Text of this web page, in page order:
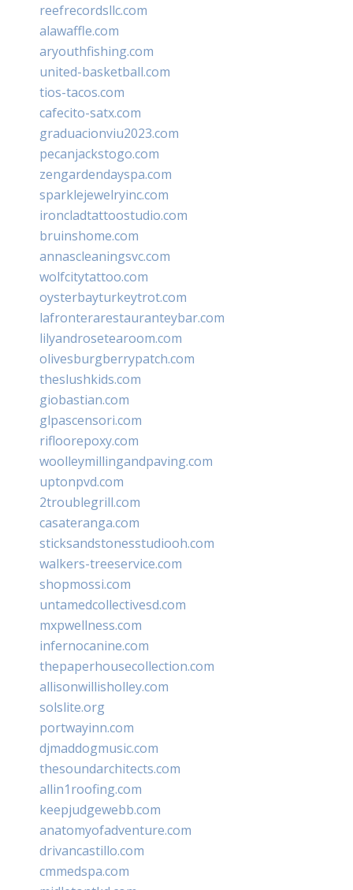
reefrecordsllc.com
alawaffle.com
aryouthfishing.com
united-basketball.com
tios-tacos.com
cafecito-satx.com
graduacionviu2023.com
pecanjackstogo.com
zengardendayspa.com
sparklejewelryinc.com
ironcladtattoostudio.com
bruinshome.com
annascleaningsvc.com
wolfcitytattoo.com
oysterbayturkeytrot.com
lafronterarestauranteybar.com
lilyandrosetearoom.com
olivesburgberrypatch.com
theslushkids.com
giobastian.com
glpascensori.com
rifloorepoxy.com
woolleymillingandpaving.com
uptonpvd.com
2troublegrill.com
casateranga.com
sticksandstonesstudiooh.com
walkers-treeservice.com
shopmossi.com
untamedcollectivesd.com
mxpwellness.com
infernocanine.com
thepaperhousecollection.com
allisonwillisholley.com
solslite.org
portwayinn.com
djmaddogmusic.com
thesoundarchitects.com
allin1roofing.com
keepjudgewebb.com
anatomyofadventure.com
drivancastillo.com
cmmedspa.com